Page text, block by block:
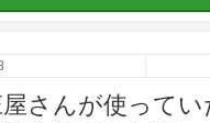
さんが使って